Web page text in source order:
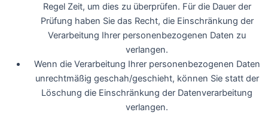
Regel Zeit, um dies zu überprüfen. Für die Dauer der
Prüfung haben Sie das Recht, die Einschränkung der
Verarbeitung Ihrer personenbezogenen Daten zu
verlangen.
Wenn die Verarbeitung Ihrer personenbezogenen Daten
unrechtmäßig geschah/geschieht, können Sie statt der
Löschung die Einschränkung der Datenverarbeitung
verlangen.